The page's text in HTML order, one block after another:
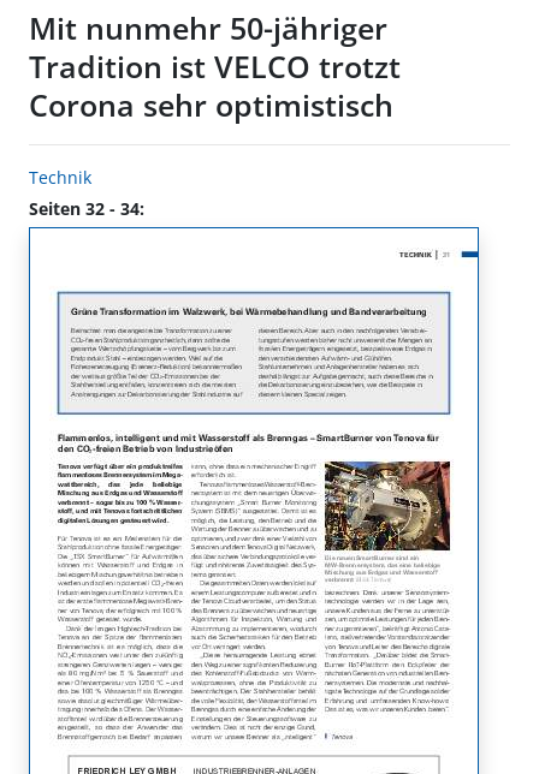
Mit nunmehr 50-jähriger
Tradition ist VELCO trotzt
Corona sehr optimistisch
Technik
Seiten 32 - 34: